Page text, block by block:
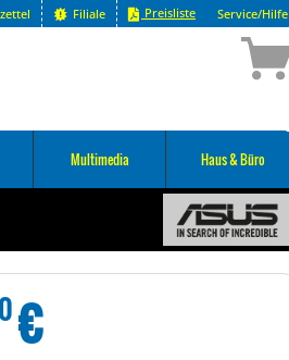
Filiale Preisliste Service/Hilfe
Multimedia Haus & Büro
€